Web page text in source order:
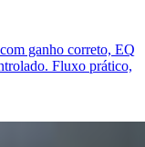
ganho correto, EQ
Fluxo prático,